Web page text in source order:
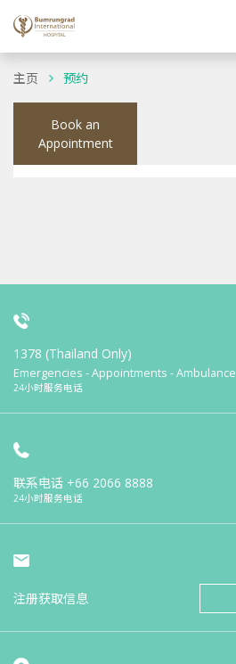
主页 预约
Book an
Appointment
1378 (Thailand Only)
Emergencies - Appointments - Ambulance
24小时服务电话
联系电话 +66 2066 8888
24小时服务电话
注册获取信息